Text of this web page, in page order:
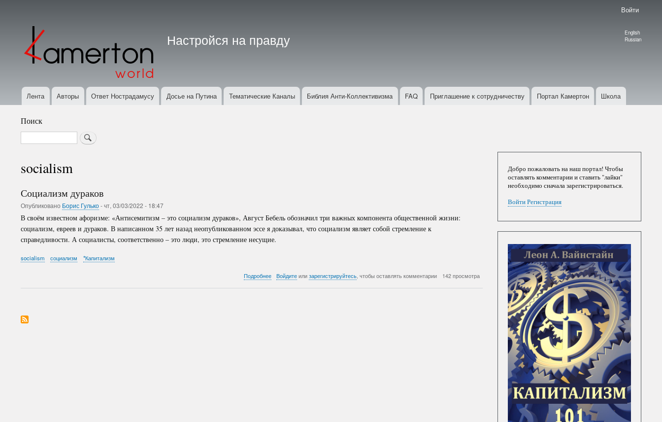
учётной
записи
пользователя
Войти
Language
English
Russian
Настройся на правду
Основная
Лента Авторы Ответ Нострадамусу Досье на Путина Тематические Каналы Библия Анти-Коллективизма FAQ Приглашение к сотрудничеству Портал Камертон Школа
Поиск
Search
socialism
Социализм дураков
Опубликовано Борис Гулько-чт, 03/03/2022 - 18:47
В своём известном афоризме: «Антисемитизм – это социализм дураков», Август Бебель обозначил три важных компонента общественной жизни:
социализм, евреев и дураков. В написанном 35 лет назад неопубликованном эссе я доказывал, что социализм являет собой стремление к
справедливости. А социалисты, соответственно – это люди, это стремление несущие.
socialism социализм *Капитализм
Подробнеео
Войдите илизарегистрируйтесь, чтобы оставлять комментарии 142 просмотра
Добро пожаловать на наш портал! Чтобы
оставлять комментарии и ставить "лайки"
необходимо сначала зарегистрироваться.
Войти Регистрация